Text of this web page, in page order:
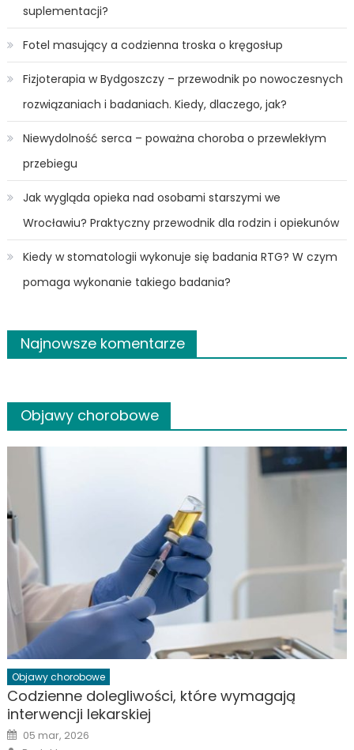
suplementacji?
Fotel masujący a codzienna troska o kręgosłup
Fizjoterapia w Bydgoszczy – przewodnik po nowoczesnych
rozwiązaniach i badaniach. Kiedy, dlaczego, jak?
Niewydolność serca – poważna choroba o przewlekłym
przebiegu
Jak wygląda opieka nad osobami starszymi we
Wrocławiu? Praktyczny przewodnik dla rodzin i opiekunów
Kiedy w stomatologii wykonuje się badania RTG? W czym
pomaga wykonanie takiego badania?
Najnowsze komentarze
Objawy chorobowe
Objawy chorobowe
Codzienne dolegliwości, które wymagają
interwencji lekarskiej
Posted
on
05 mar, 2026